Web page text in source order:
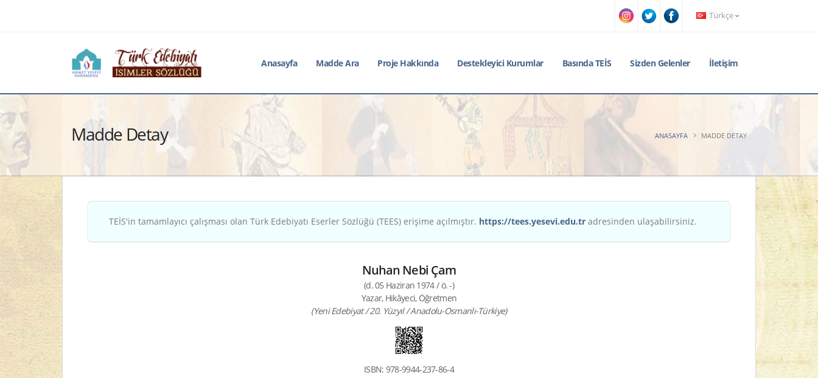
Türkçe
Anasayfa Madde Ara Proje Hakkında Destekleyici Kurumlar Basında TEİS Sizden Gelenler İletişim
Madde Detay ANASAYFA MADDE DETAY
TEİS'in tamamlayıcı çalışması olan Türk Edebiyatı Eserler Sözlüğü (TEES) erişime açılmıştır. https://tees.yesevi.edu.tr adresinden ulaşabilirsiniz.
Nuhan Nebi Çam
(d. 05 Haziran 1974 / ö. -)
Yazar, Hikâyeci, Öğretmen
(Yeni Edebiyat / 20. Yüzyıl / Anadolu-Osmanlı-Türkiye)
ISBN: 978-9944-237-86-4